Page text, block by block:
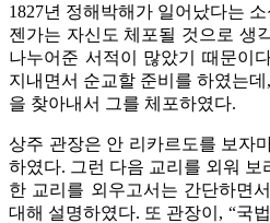
1827년 정해박해가 일어났다는
젠가는 자신도 체포될 것으로 생
나누어준 서적이 많았기 때문이
지내면서 순교할 준비를 하였는
을 찾아내서 그를 체포하였다.
상주 관장은 안 리카르도를 보자
하였다. 그런 다음 교리를 외워 보
한 교리를 외우고서는 간단하면
대해 설명하였다. 또 관장이, “국